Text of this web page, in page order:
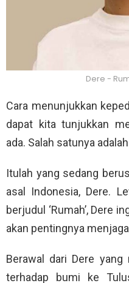
Dere -
Cara menunjukkan
dapat kita tunjukkan
ada. Salah satunya
Itulah yang sedang
asal Indonesia, Dere.
berjudul ‘Rumah’, Dere
akan pentingnya
Berawal dari Dere yang
terhadap bumi ke